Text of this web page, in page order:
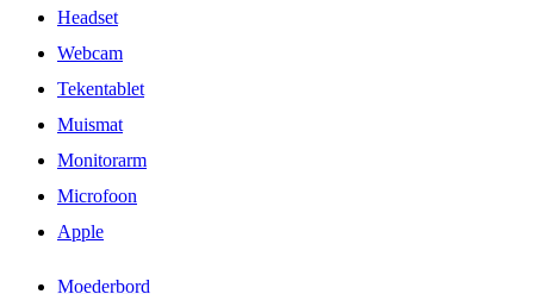
Headset
Webcam
Tekentablet
Muismat
Monitorarm
Microfoon
Apple
Moederbord